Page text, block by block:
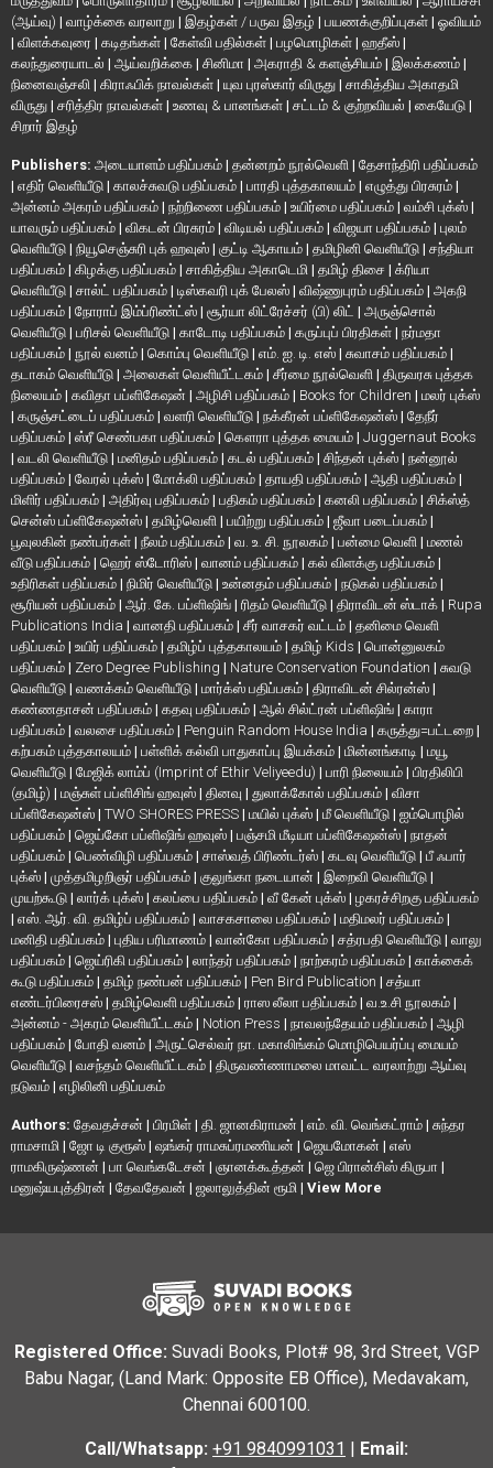
(ஆய்வு) | வாழ்க்கை வரலாறு | இதழ்கள் / பருவ இதழ் | பயணக்குறிப்புகள் | ஓவியம்
| விளக்கவுரை | கடிதங்கள் | கேள்வி பதில்கள் | பழமொழிகள் | ஹதீஸ் |
கலந்துரையாடல் | ஆய்வறிக்கை | சினிமா | அகராதி & களஞ்சியம் | இலக்கணம் |
நினைவஞ்சலி | கிராஃபிக் நாவல்கள் | யுவ புரஸ்கார் விருது | சாகித்திய அகாதமி
விருது | சரித்திர நாவல்கள் | உணவு & பானங்கள் | சட்டம் & குற்றவியல் | கையேடு |
சிறார் இதழ்
Publishers: அடையாளம் பதிப்பகம் | தன்னறம் நூல்வெளி | தேசாந்திரி பதிப்பகம்
| எதிர் வெளியீடு | காலச்சுவடு பதிப்பகம் | பாரதி புத்தகாலயம் | எழுத்து பிரசுரம் |
அன்னம் அகரம் பதிப்பகம் | நற்றிணை பதிப்பகம் | உயிர்மை பதிப்பகம் | வம்சி புக்ஸ் |
யாவரும் பதிப்பகம் | விகடன் பிரசுரம் | விடியல் பதிப்பகம் | விஜயா பதிப்பகம் | புலம்
வெளியீடு | நியூசெஞ்சுரி புக் ஹவுஸ் | குட்டி ஆகாயம் | தமிழினி வெளியீடு | சந்தியா
பதிப்பகம் | கிழக்கு பதிப்பகம் | சாகித்திய அகாடெமி | தமிழ் திசை | க்ரியா
வெளியீடு | சால்ட் பதிப்பகம் | டிஸ்கவரி புக் பேலஸ் | விஷ்ணுபுரம் பதிப்பகம் | அகநி
பதிப்பகம் | நோராப் இம்ப்ரிண்ட்ஸ் | சூர்யா லிட்ரேச்சர் (பி) லிட் | அருஞ்சொல்
வெளியீடு | பரிசல் வெளியீடு | காடோடி பதிப்பகம் | கருப்புப் பிரதிகள் | நர்மதா
பதிப்பகம் | நூல் வனம் | கொம்பு வெளியீடு | எம். ஐ. டி. எஸ் | சுவாசம் பதிப்பகம் |
தடாகம் வெளியீடு | அலைகள் வெளியீட்டகம் | சீர்மை நூல்வெளி | திருவரசு புத்தக
நிலையம் | கவிதா பப்ளிகேஷன் | அழிசி பதிப்பகம் | Books for Children | மலர் புக்ஸ்
| கருஞ்சட்டைப் பதிப்பகம் | வளரி வெளியீடு | நக்கீரன் பப்ளிகேஷன்ஸ் | தேநீர்
பதிப்பகம் | ஸ்ரீ செண்பகா பதிப்பகம் | கௌரா புத்தக மையம் | Juggernaut Books
| வடலி வெளியீடு | மனிதம் பதிப்பகம் | கடல் பதிப்பகம் | சிந்தன் புக்ஸ் | நன்னூல்
பதிப்பகம் | வேரல் புக்ஸ் | மோக்லி பதிப்பகம் | தாயதி பதிப்பகம் | ஆதி பதிப்பகம் |
மிளிர் பதிப்பகம் | அதிர்வு பதிப்பகம் | பதிகம் பதிப்பகம் | கனலி பதிப்பகம் | சிக்ஸ்த்
சென்ஸ் பப்ளிகேஷன்ஸ் | தமிழ்வெளி | பயிற்று பதிப்பகம் | ஜீவா படைப்பகம் |
பூவுலகின் நண்பர்கள் | நீலம் பதிப்பகம் | வ. உ. சி. நூலகம் | பன்மை வெளி | மணல்
வீடு பதிப்பகம் | ஹெர் ஸ்டோரிஸ் | வானம் பதிப்பகம் | கல் விளக்கு பதிப்பகம் |
உதிரிகள் பதிப்பகம் | நிமிர் வெளியீடு | உன்னதம் பதிப்பகம் | நடுகல் பதிப்பகம் |
சூரியன் பதிப்பகம் | ஆர். கே. பப்ளிஷிங் | ரிதம் வெளியீடு | திராவிடன் ஸ்டாக் | Rupa
Publications India | வானதி பதிப்பகம் | சீர் வாசகர் வட்டம் | தனிமை வெளி
பதிப்பகம் | உயிர் பதிப்பகம் | தமிழ்ப் புத்தகாலயம் | தமிழ் Kids | பொன்னுலகம்
பதிப்பகம் | Zero Degree Publishing | Nature Conservation Foundation | சுவடு
வெளியீடு | வணக்கம் வெளியீடு | மார்க்ஸ் பதிப்பகம் | திராவிடன் சில்ரன்ஸ் |
கண்ணதாசன் பதிப்பகம் | கதவு பதிப்பகம் | ஆல் சில்ட்ரன் பப்ளிஷிங் | காரா
பதிப்பகம் | வலசை பதிப்பகம் | Penguin Random House India | கருத்து=பட்டறை |
கற்பகம் புத்தகாலயம் | பள்ளிக் கல்வி பாதுகாப்பு இயக்கம் | மின்னங்காடி | மயூ
வெளியீடு | மேஜிக் லாம்ப் (Imprint of Ethir Veliyeedu) | பாரி நிலையம் | பிரதிலிபி
(தமிழ்) | மஞ்சுள் பப்ளிசிங் ஹவுஸ் | தினவு | துலாக்கோல் பதிப்பகம் | விசா
பப்ளிகேஷன்ஸ் | TWO SHORES PRESS | மயில் புக்ஸ் | மீ வெளியீடு | ஐம்பொழில்
பதிப்பகம் | ஜெய்கோ பப்ளிஷிங் ஹவுஸ் | பஞ்சமி மீடியா பப்ளிகேஷன்ஸ் | நாதன்
பதிப்பகம் | பெண்விழி பதிப்பகம் | சாஸ்வத் பிரிண்டர்ஸ் | கடவு வெளியீடு | பீ ஃபார்
புக்ஸ் | முத்தமிழறிஞர் பதிப்பகம் | குலுங்கா நடையான் | இறைவி வெளியீடு |
முயற்கூடு | லார்க் புக்ஸ் | கலப்பை பதிப்பகம் | வீ கேன் புக்ஸ் | ழகரச்சிறகு பதிப்பகம்
| எஸ். ஆர். வி. தமிழ்ப் பதிப்பகம் | வாசகசாலை பதிப்பகம் | மதிமலர் பதிப்பகம் |
மனிதி பதிப்பகம் | புதிய பரிமாணம் | வான்கோ பதிப்பகம் | சத்ரபதி வெளியீடு | வாலு
பதிப்பகம் | ஜெய்ரிகி பதிப்பகம் | லாந்தர் பதிப்பகம் | நாற்கரம் பதிப்பகம் | காக்கைக்
கூடு பதிப்பகம் | தமிழ் நண்பன் பதிப்பகம் | Pen Bird Publication | சத்யா
எண்டர்பிரைசஸ் | தமிழ்வெளி பதிப்பகம் | ராஸ லீலா பதிப்பகம் | வ.உ.சி நூலகம் |
அன்னம் - அகரம் வெளியீட்டகம் | Notion Press | நாவலந்தேயம் பதிப்பகம் | ஆழி
பதிப்பகம் | போதி வனம் | அருட்செல்வர் நா. மகாலிங்கம் மொழிபெயர்ப்பு மையம்
வெளியீடு | வசந்தம் வெளியீட்டகம் | திருவண்ணாமலை மாவட்ட வரலாற்று ஆய்வு
நடுவம் | எழிலினி பதிப்பகம்
Authors: தேவதச்சன் | பிரமிள் | தி. ஜானகிராமன் | எம். வி. வெங்கட்ராம் | சுந்தர
ராமசாமி | ஜோ டி குரூஸ் | ஷங்கர் ராமசுப்ரமணியன் | ஜெயமோகன் | எஸ்
ராமகிருஷ்ணன் | பா வெங்கடேசன் | ஞானக்கூத்தன் | ஜெ பிரான்சிஸ் கிருபா |
மனுஷ்யபுத்திரன் | தேவதேவன் | ஜலாலுத்தின் ரூமி | View More
Registered Office: Suvadi Books, Plot# 98, 3rd Street, VGP
Babu Nagar, (Land Mark: Opposite EB Office), Medavakam,
Chennai 600100.
Call/Whatsapp: +91 9840991031 | Email: